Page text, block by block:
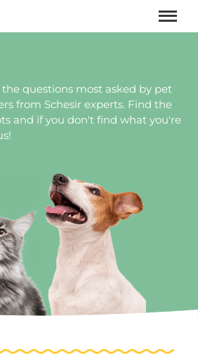
questions most asked by pet
from Schesir experts. Find the
and if you don't find what you're